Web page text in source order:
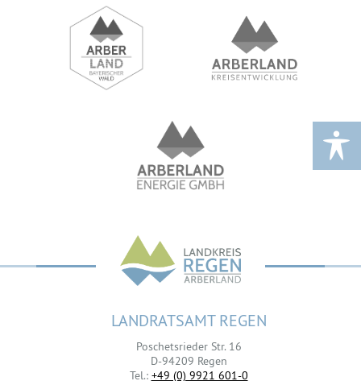
LANDRATSAMT REGEN
Poschetsrieder Str. 16
D-94209 Regen
Tel.: +49 (0) 9921 601-0